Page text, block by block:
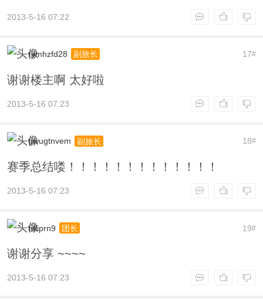
2013-5-16 07:22
17#
rymhzfd28 副旅长
谢谢楼主啊 太好啦
2013-5-16 07:23
18#
gwugtnvem 副旅长
赛季总结喽！！！！！！！！！！！！！
2013-5-16 07:23
19#
ntliprn9 团长
谢谢分享 ~~~~
2013-5-16 07:23